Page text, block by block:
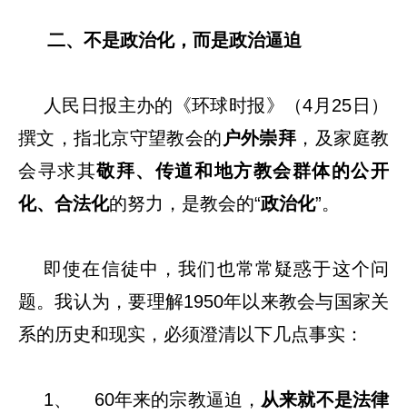
二、不是政治化，而是政治逼迫
人民日报主办的《环球时报》（4月25日）
撰文，指北京守望教会的 户外崇拜 ，及家庭教
会寻求其敬拜、传道和地方教会群体的公开
化、合法化的努力，是教会的“政治化”。
即使在信徒中，我们也常常疑惑于这个问
题。我认为，要理解1950年以来教会与国家关
系的历史和现实，必须澄清以下几点事实：
1、 60年来的宗教逼迫， 从来就不是法律